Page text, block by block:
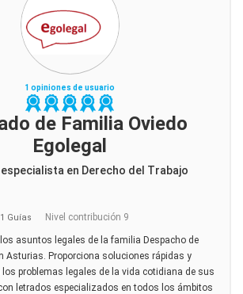
1 opiniones de usuario
de Familia Oviedo
Egolegal
en Derecho del Trabajo
1 Guías Nivel contribución 9
asuntos legales de la familia Despacho de
Asturias. Proporciona soluciones rápidas y
problemas legales de la vida cotidiana de sus
letrados especializados en todos los ámbitos